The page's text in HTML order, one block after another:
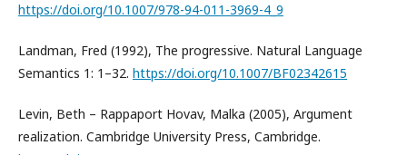
https://doi.org/10.1007/978-94-011-3969-4_9
Landman, Fred (1992), The progressive. Natural Language
Semantics 1: 1–32. https://doi.org/10.1007/BF02342615
Levin, Beth – Rappaport Hovav, Malka (2005), Argument
realization. Cambridge University Press, Cambridge.